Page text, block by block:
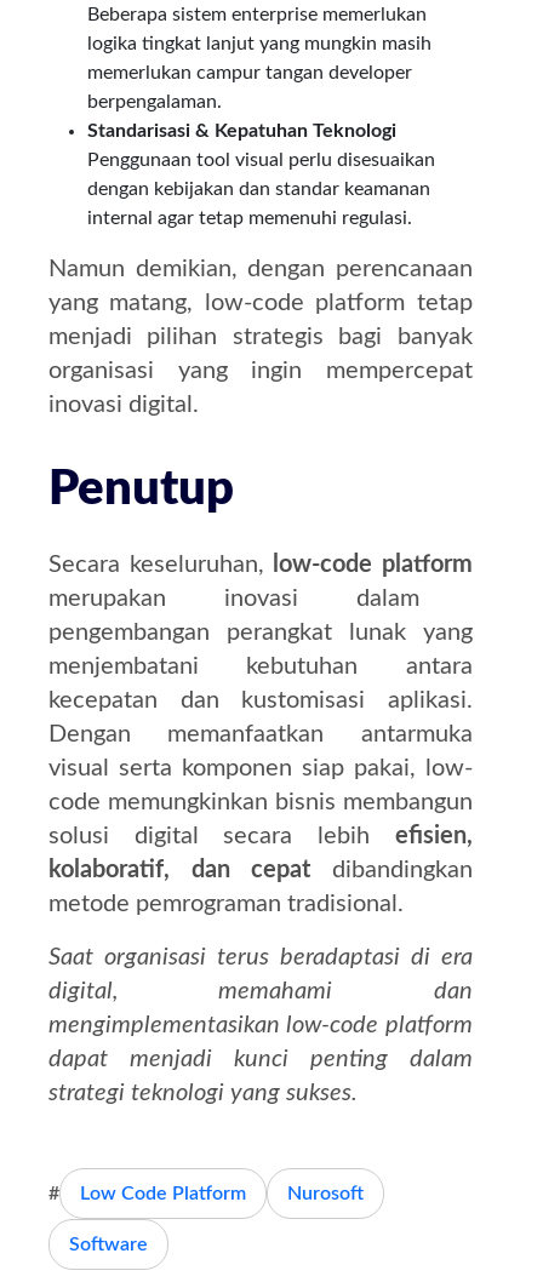
Beberapa sistem enterprise memerlukan
logika tingkat lanjut yang mungkin masih
memerlukan campur tangan developer
berpengalaman.
Standarisasi & Kepatuhan Teknologi
Penggunaan tool visual perlu disesuaikan
dengan kebijakan dan standar keamanan
internal agar tetap memenuhi regulasi.
Namun demikian, dengan perencanaan
yang matang, low-code platform tetap
menjadi pilihan strategis bagi banyak
organisasi yang ingin mempercepat
inovasi digital.
Penutup
Secara keseluruhan,
low-code platform
merupakan inovasi dalam
pengembangan perangkat lunak yang
menjembatani kebutuhan antara
kecepatan dan kustomisasi aplikasi.
Dengan memanfaatkan antarmuka
visual serta komponen siap pakai, low-
code memungkinkan bisnis membangun
solusi digital secara lebih efisien,
kolaboratif, dan cepat dibandingkan
metode pemrograman tradisional.
Saat organisasi terus beradaptasi di era
digital, memahami dan
mengimplementasikan low-code platform
dapat menjadi kunci penting dalam
strategi teknologi yang sukses.
Low Code Platform Nurosoft
Software